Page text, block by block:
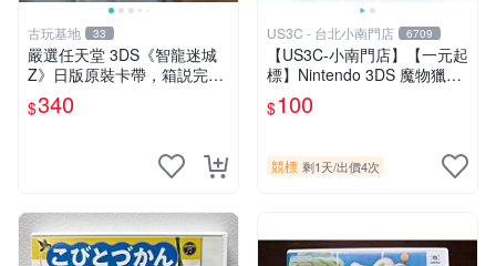
古玩基地 33
嚴選任天堂 3DS《智龍迷城
Z》日版原裝卡帶，箱説完
備，讀取無誤適合收藏 智龍
迷城 Z 3DS 日版 正版 卡帶
$340
US3C - 台北小南門店 6709
【US3C-小南門店】【一元起
標】Nintendo 3DS 魔物獵人
XX 日文版 正版遊戲片 二手
遊戲片
$100
競標 剩1天/出價4次